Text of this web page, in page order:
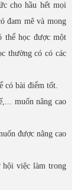
cho hầu hết mọi
đam mê và mong
thể học được một
thường có có các
có bài điểm tốt.
muốn nâng cao
được nâng cao
hội việc làm trong